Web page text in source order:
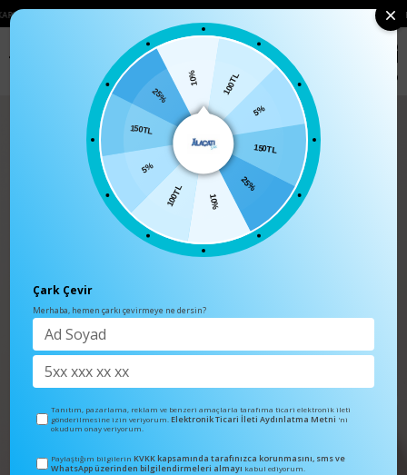
• 🛍️ YENI SEZON ÜRÜNLERINDE 2 ÜRÜN VE ÜZERI SIPARIŞLERDE SEPETTE
Elbise
100TL
150TL
25%
100TL
5%
150TL
25%
Çark Çevir
Merhaba, hemen çarkı çevirmeye ne dersin?
Tanıtım, pazarlama, reklam ve benzeri amaçlarla tarafıma ticari elektronik ileti
gönderilmesine izin veriyorum.Elektronik Ticari İleti Aydınlatma Metni 'ni
okudum onay veriyorum.
Paylaştığım bilgilerin KVKK kapsamında tarafınızca korunmasını, sms ve
WhatsApp üzerinden bilgilendirmeleri almayı kabul ediyorum.